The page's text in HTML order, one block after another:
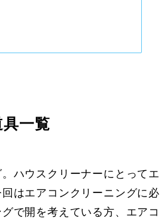
一覧
ハウスクリーナーにとってエ
はエアコンクリーニングに必
で開を考えている方、エアコ